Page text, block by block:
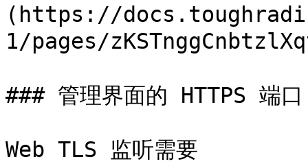
(https://
1/pages/
### 管理界面的 HTTPS 端口
Web TLS 监听需要